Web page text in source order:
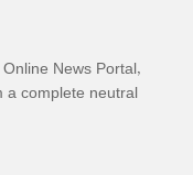
News Portal,
a complete neutral